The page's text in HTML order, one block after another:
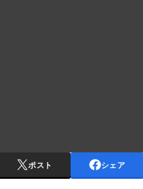
ポスト シェア